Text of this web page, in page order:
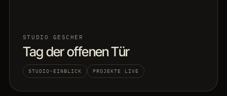
STUDIO GESCHER
Tag der offenen Tür
STUDIO-EINBLICK PROJEKTE LIVE